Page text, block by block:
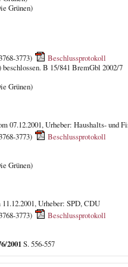
Grünen)
3773)
Beschlussprotokoll
B 15/841 BremGbl 2002/7
Grünen)
07.12.2001, Urheber: Haushalts- und
3773)
Beschlussprotokoll
Grünen)
Urheber: SPD, CDU
3773)
Beschlussprotokoll
2001S. 556-557